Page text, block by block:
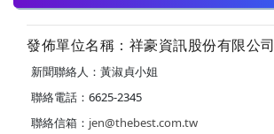
發佈單位名稱：祥豪資訊股份有限公司
新聞聯絡人：黃淑貞小姐
聯絡電話：6625-2345
聯絡信箱： jen@thebest.com.tw